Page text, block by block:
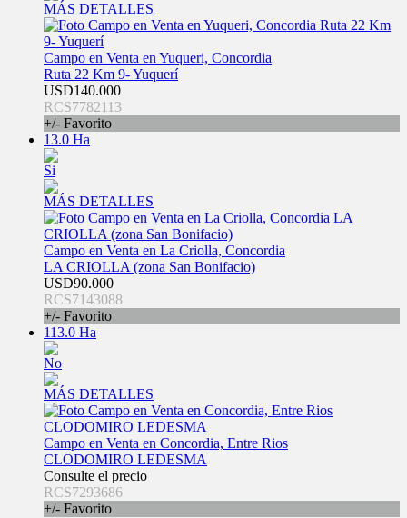
MÁS DETALLES
Campo en Venta en Yuqueri, Concordia
Ruta 22 Km 9- Yuquerí
USD140.000
RCS7782113
+/- Favorito
13.0 Ha
Si
MÁS DETALLES
Campo en Venta en La Criolla, Concordia
LA CRIOLLA (zona San Bonifacio)
USD90.000
RCS7143088
+/- Favorito
113.0 Ha
No
MÁS DETALLES
Campo en Venta en Concordia, Entre Rios
CLODOMIRO LEDESMA
Consulte el precio
RCS7293686
+/- Favorito